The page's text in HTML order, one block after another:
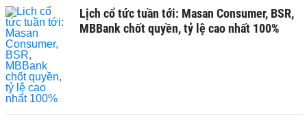
Lịch cổ tức tuần tới: Masan Consumer, BSR,
MBBank chốt quyền, tỷ lệ cao nhất 100%